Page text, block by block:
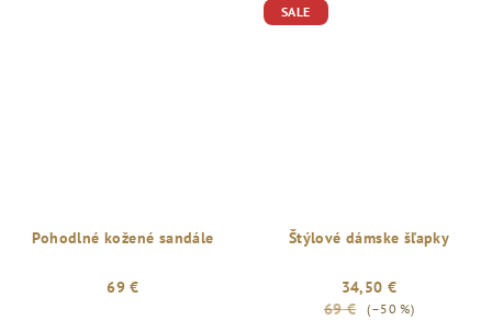
Pohodlné kožené sandále
69 €
SALE
Štýlové dámske šľapky
34,50 €
69 €
(–50 %)